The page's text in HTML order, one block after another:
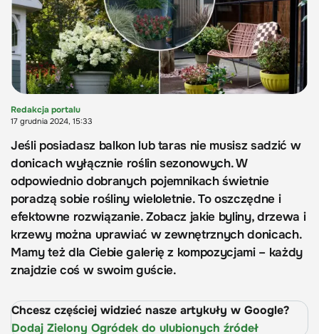
Redakcja portalu
17 grudnia 2024, 15:33
Jeśli posiadasz balkon lub taras nie musisz sadzić w
donicach wyłącznie roślin sezonowych. W
odpowiednio dobranych pojemnikach świetnie
poradzą sobie rośliny wieloletnie. To oszczędne i
efektowne rozwiązanie. Zobacz jakie byliny, drzewa i
krzewy można uprawiać w zewnętrznych donicach.
Mamy też dla Ciebie galerię z kompozycjami – każdy
znajdzie coś w swoim guście.
Chcesz częściej widzieć nasze artykuły w Google?
Dodaj Zielony Ogródek do ulubionych źródeł